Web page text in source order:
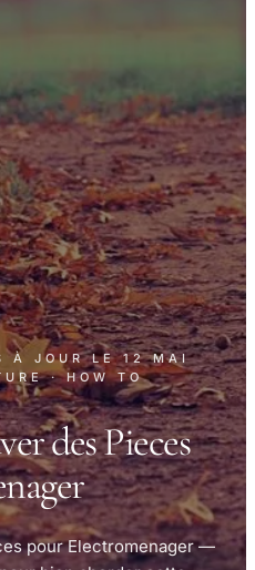
À JOUR LE12 MAI
· HOW TO
des Pieces
pour Electromenager —